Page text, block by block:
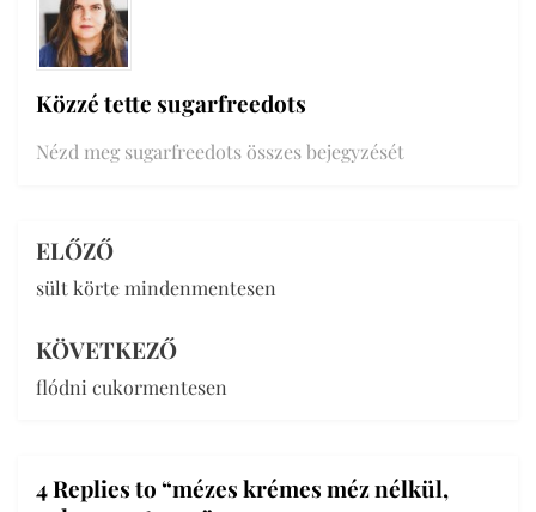
Közzé tette sugarfreedots
Nézd meg sugarfreedots összes bejegyzését
Bejegyzés
navigáció
ELŐZŐ
sült körte mindenmentesen
KÖVETKEZŐ
flódni cukormentesen
4 Replies to “mézes krémes méz nélkül,